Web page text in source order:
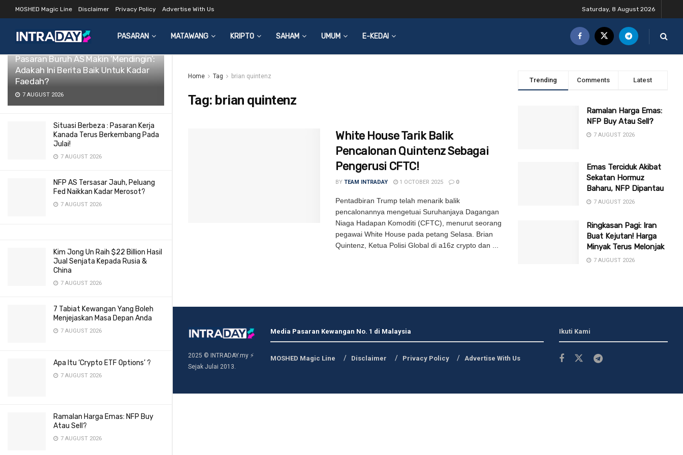
LATEST TRENDING Filter
Pasaran Buruh AS Makin ‘Mendingin’:
Adakah Ini Berita Baik Untuk Kadar
Faedah?
7 AUGUST 2026
Situasi Berbeza : Pasaran Kerja
Kanada Terus Berkembang Pada
Julai!
7 AUGUST 2026
NFP AS Tersasar Jauh, Peluang
Fed Naikkan Kadar Merosot?
7 AUGUST 2026
Kim Jong Un Raih $22 Billion Hasil
Jual Senjata Kepada Rusia &
China
7 AUGUST 2026
7 Tabiat Kewangan Yang Boleh
Menjejaskan Masa Depan Anda
7 AUGUST 2026
Apa Itu ‘Crypto ETF Options’ ?
7 AUGUST 2026
Ramalan Harga Emas: NFP Buy
Atau Sell?
7 AUGUST 2026
MOSHED Magic Line Disclaimer Privacy Policy Advertise With Us Saturday, 8 August 2026
PASARAN MATAWANG KRIPTO SAHAM UMUM E-KEDAI
Home Tag brian quintenz
Tag: brian quintenz
White House Tarik Balik
Pencalonan Quintenz Sebagai
Pengerusi CFTC!
BY TEAM INTRADAY 1 OCTOBER 2025 0
Pentadbiran Trump telah menarik balik
pencalonannya mengetuai Suruhanjaya Dagangan
Niaga Hadapan Komoditi (CFTC), menurut seorang
pegawai White House pada petang Selasa. Brian
Quintenz, Ketua Polisi Global di a16z crypto dan ...
Trending Comments Latest
Ramalan Harga Emas:
NFP Buy Atau Sell?
7 AUGUST 2026
Emas Terciduk Akibat
Sekatan Hormuz
Baharu, NFP Dipantau
7 AUGUST 2026
Ringkasan Pagi: Iran
Buat Kejutan! Harga
Minyak Terus Melonjak
7 AUGUST 2026
2025 © INTRADAY.my ⚡
Sejak Julai 2013.
Media Pasaran Kewangan No. 1 di Malaysia
MOSHED Magic Line Disclaimer Privacy Policy Advertise With Us
Ikuti Kami